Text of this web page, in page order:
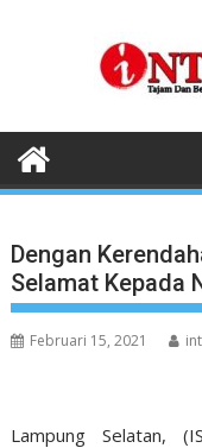
Dengan
Selamat Kepada
Februari 15, 2021
Lampung Selatan,